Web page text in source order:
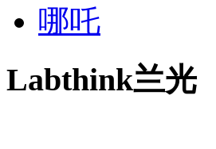
哪吒
Labthink兰光